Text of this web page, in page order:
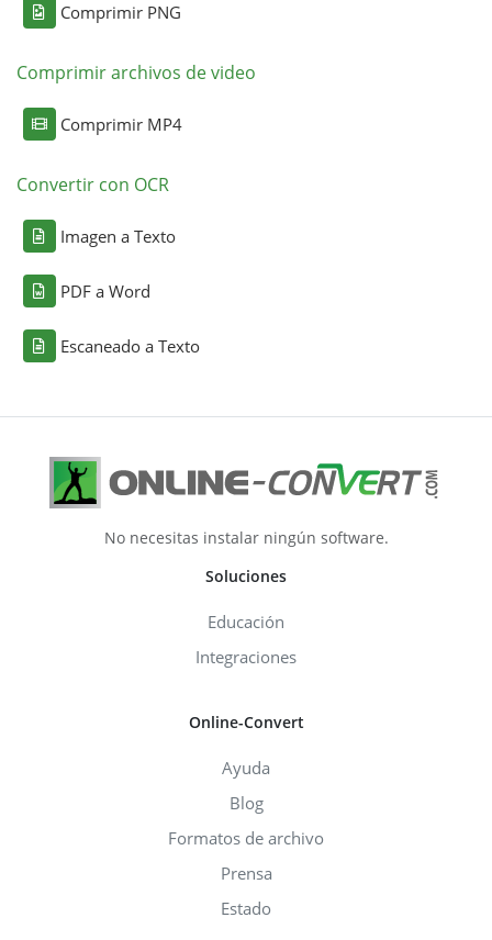
Comprimir PNG
Comprimir archivos de video
Comprimir MP4
Convertir con OCR
Imagen a Texto
PDF a Word
Escaneado a Texto
No necesitas instalar ningún software.
Soluciones
Educación
Integraciones
Online-Convert
Ayuda
Blog
Formatos de archivo
Prensa
Estado